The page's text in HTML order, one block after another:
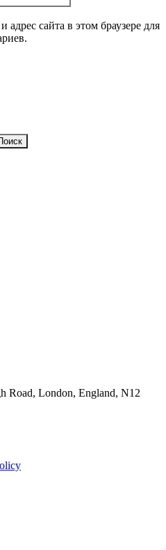
сайта в этом браузере для
Road, London, England, N12